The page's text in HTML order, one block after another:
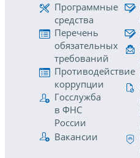
Программные
средства
Перечень
обязательных
требований
Противодействие
коррупции
Госслужба
в ФНС
России
Вакансии